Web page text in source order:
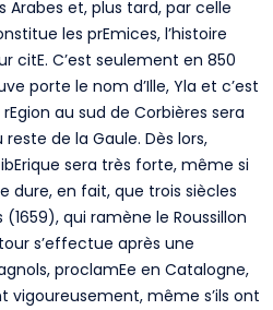
Arabes et, plus tard, par celle
les prEmices, l’histoire
citE. C’est seulement en 850
porte le nom d’Ille, Yla et c’est
au sud de Corbières sera
de la Gaule. Dès lors,
sera très forte, même si
dure, en fait, que trois siècles
(1659), qui ramène le Roussillon
s’effectue après une
proclamEe en Catalogne,
vigoureusement, même s’ils ont